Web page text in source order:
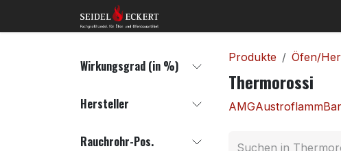
Zum Inhalt springen
Wirkungsgrad (in %)
Hersteller
Rauchrohr-Pos.
Produkte Öfen/
Thermorossi
AMGAustroflamm